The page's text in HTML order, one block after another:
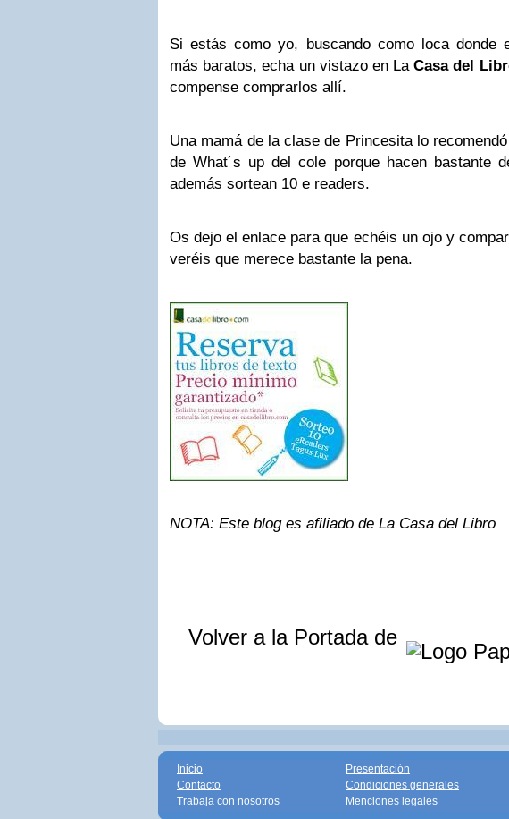
Si estás como yo, buscando como loca donde
más baratos, echa un vistazo en LaCasa del
compense comprarlos allí.
Una mamá de la clase de Princesita lo
de What´s up del cole porque hacen bastante
además sortean 10 e readers.
Os dejo el enlace para que echéis un ojo y
veréis que merece bastante la pena.
NOTA: Este blog es afiliado de La Casa del Libro
Volver a la Portada de
Inicio
Contacto
Trabaja con nosotros
Presentación
Condiciones generales
Menciones legales